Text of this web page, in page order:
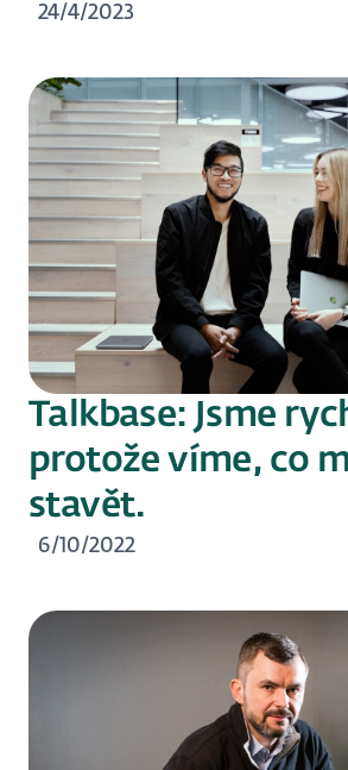
24/4/2023
Talkbase: Jsme
protože víme, co
stavět.
6/10/2022